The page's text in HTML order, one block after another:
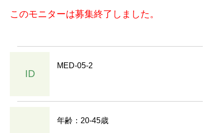
このモニターは募集終了しました。
ID
MED-05-2
年齢：20-45歳